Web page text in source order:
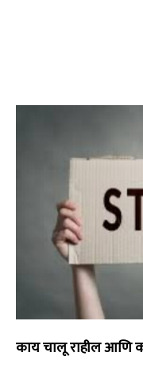
काय चालू राहील आणि